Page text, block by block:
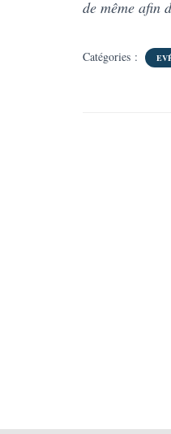
de même afin
Catégories :